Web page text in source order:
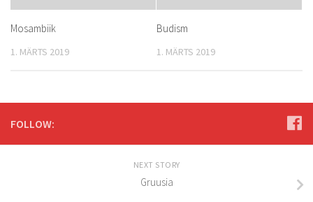
Mosambiik
1. MÄRTS 2019
Budism
1. MÄRTS 2019
FOLLOW:
NEXT STORY
Gruusia